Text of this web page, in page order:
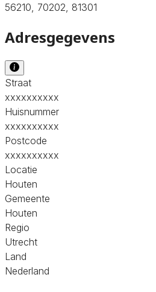
56210, 70202, 81301
Adresgegevens
Straat
xxxxxxxxxx
Huisnummer
xxxxxxxxxx
Postcode
xxxxxxxxxx
Locatie
Houten
Gemeente
Houten
Regio
Utrecht
Land
Nederland